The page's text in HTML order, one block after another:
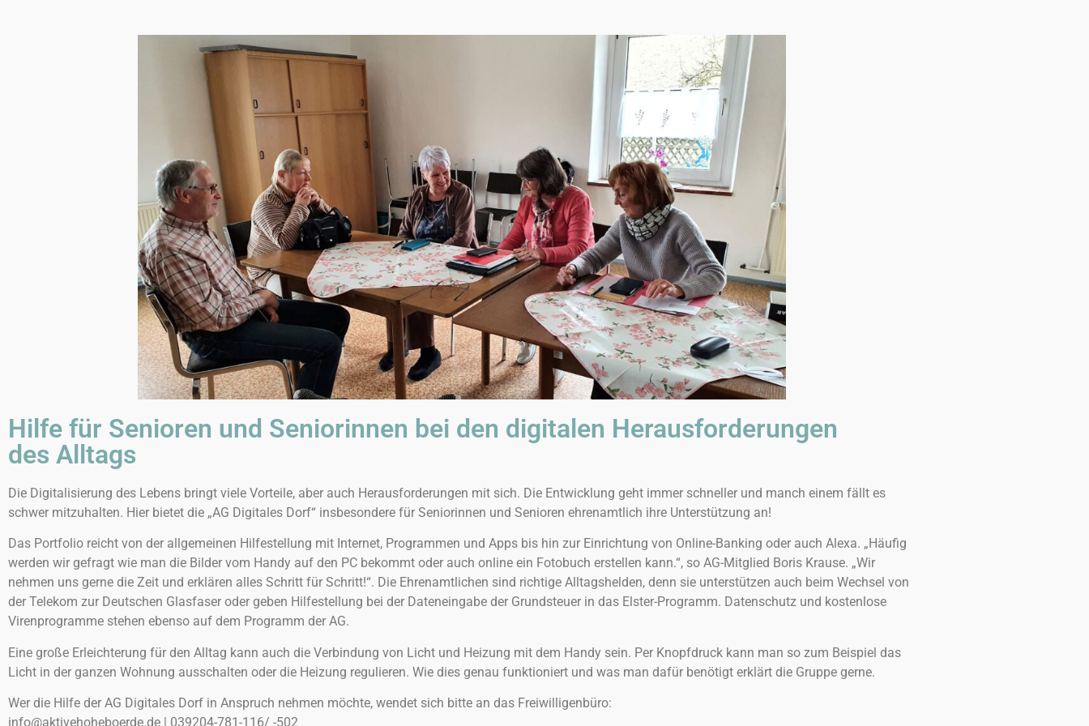
Hilfe für Senioren und Seniorinnen bei den digitalen Herausforderungen
des Alltags
Die Digitalisierung des Lebens bringt viele Vorteile, aber auch Herausforderungen mit sich. Die Entwicklung geht immer schneller und manch einem fällt es
schwer mitzuhalten. Hier bietet die „AG Digitales Dorf“ insbesondere für Seniorinnen und Senioren ehrenamtlich ihre Unterstützung an!
Das Portfolio reicht von der allgemeinen Hilfestellung mit Internet, Programmen und Apps bis hin zur Einrichtung von Online-Banking oder auch Alexa. „Häufig
werden wir gefragt wie man die Bilder vom Handy auf den PC bekommt oder auch online ein Fotobuch erstellen kann.“, so AG-Mitglied Boris Krause. „Wir
nehmen uns gerne die Zeit und erklären alles Schritt für Schritt!“. Die Ehrenamtlichen sind richtige Alltagshelden, denn sie unterstützen auch beim Wechsel von
der Telekom zur Deutschen Glasfaser oder geben Hilfestellung bei der Dateneingabe der Grundsteuer in das Elster-Programm. Datenschutz und kostenlose
Virenprogramme stehen ebenso auf dem Programm der AG.
Eine große Erleichterung für den Alltag kann auch die Verbindung von Licht und Heizung mit dem Handy sein. Per Knopfdruck kann man so zum Beispiel das
Licht in der ganzen Wohnung ausschalten oder die Heizung regulieren. Wie dies genau funktioniert und was man dafür benötigt erklärt die Gruppe gerne.
Wer die Hilfe der AG Digitales Dorf in Anspruch nehmen möchte, wendet sich bitte an das Freiwilligenbüro:
info@aktivehoheboerde.de | 039204-781-116/ -502